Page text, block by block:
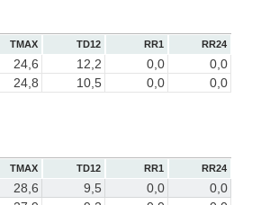
TMAX TD12 RR1 RR24
24,6 12,2 0,0
0,0
24,8 10,5 0,0 0,0
TMAX TD12 RR1 RR24
28,6 9,5 0,0
0,0